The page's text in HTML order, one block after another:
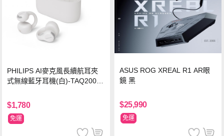
PHILIPS AI麥克風長續航耳夾
式無線藍牙耳機(白)-TAQ2000
$1,780
免運
ASUS ROG XREAL R1 AR眼
鏡 黑
$25,990
免運